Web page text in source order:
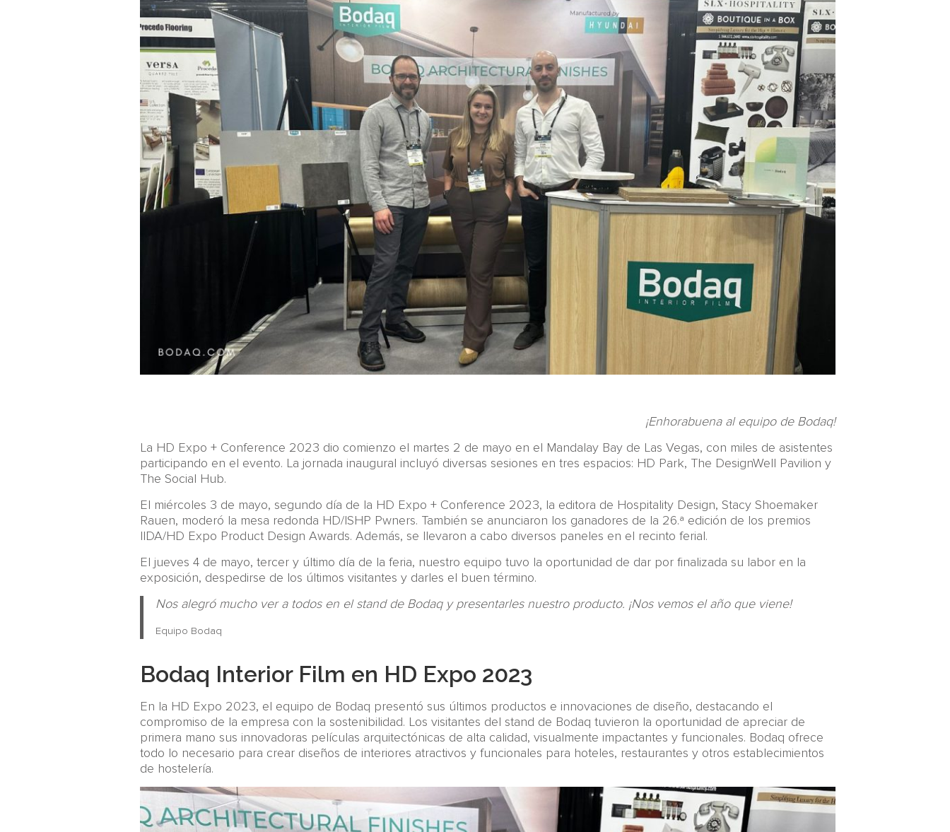
¡Enhorabuena al equipo de Bodaq!
La HD Expo + Conference 2023 dio comienzo el martes 2 de mayo en el Mandalay Bay de Las Vegas, con miles de asistentes
participando en el evento. La jornada inaugural incluyó diversas sesiones en tres espacios: HD Park, The DesignWell Pavilion y
The Social Hub.
El miércoles 3 de mayo, segundo día de la HD Expo + Conference 2023, la editora de Hospitality Design, Stacy Shoemaker
Rauen, moderó la mesa redonda HD/ISHP Pwners. También se anunciaron los ganadores de la 26.ª edición de los premios
IIDA/HD Expo Product Design Awards. Además, se llevaron a cabo diversos paneles en el recinto ferial.
El jueves 4 de mayo, tercer y último día de la feria, nuestro equipo tuvo la oportunidad de dar por finalizada su labor en la
exposición, despedirse de los últimos visitantes y darles el buen término.
Nos alegró mucho ver a todos en el stand de Bodaq y presentarles nuestro producto. ¡Nos vemos el año que viene!
Equipo Bodaq
Bodaq Interior Film en HD Expo 2023
En la HD Expo 2023, el equipo de Bodaq presentó sus últimos productos e innovaciones de diseño, destacando el
compromiso de la empresa con la sostenibilidad. Los visitantes del stand de Bodaq tuvieron la oportunidad de apreciar de
primera mano sus innovadoras películas arquitectónicas de alta calidad, visualmente impactantes y funcionales. Bodaq ofrece
todo lo necesario para crear diseños de interiores atractivos y funcionales para hoteles, restaurantes y otros establecimientos
de hostelería.